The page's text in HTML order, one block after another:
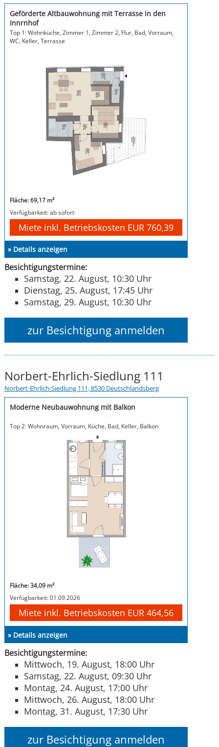
Geförderte Altbauwohnung mit Terrasse in den
Innrnhof
Top 1: Wohnküche, Zimmer 1, Zimmer 2, Flur, Bad, Vorraum,
WC, Keller, Terrasse
Fläche: 69,17 m²
Verfügbarkeit: ab sofort
Miete inkl. Betriebskosten EUR 760,39
» Details anzeigen
Besichtigungstermine:
Samstag, 22. August, 10:30 Uhr
Dienstag, 25. August, 17:45 Uhr
Samstag, 29. August, 10:30 Uhr
zur Besichtigung anmelden
Norbert-Ehrlich-Siedlung 111
Norbert-Ehrlich-Siedlung 111, 8530 Deutschlandsberg
Moderne Neubauwohnung mit Balkon
Top 2: Wohnraum, Vorraum, Küche, Bad, Keller, Balkon
Fläche: 34,09 m²
Verfügbarkeit: 01.09.2026
Miete inkl. Betriebskosten EUR 464,56
» Details anzeigen
Besichtigungstermine:
Mittwoch, 19. August, 18:00 Uhr
Samstag, 22. August, 09:30 Uhr
Montag, 24. August, 17:00 Uhr
Mittwoch, 26. August, 18:00 Uhr
Montag, 31. August, 17:30 Uhr
zur Besichtigung anmelden